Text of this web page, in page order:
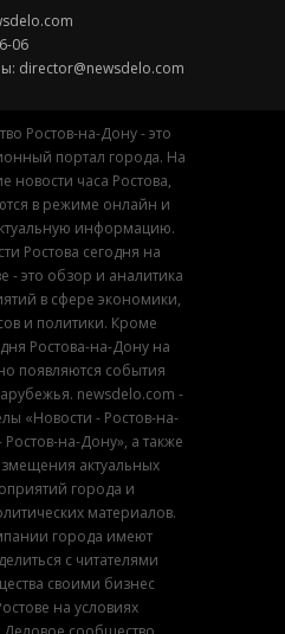
06
director@newsdelo.com
Ростов-на-Дону - это
портал города. На
новости часа Ростова,
в режиме онлайн и
информацию.
Ростова сегодня на
- это обзор и аналитика
в сфере экономики,
и политики. Кроме
Ростова-на-Дону на
появляются события
newsdelo.com -
«Новости - Ростов-на-
на-Дону», а также
актуальных
города и
материалов.
города имеют
с читателями
своими бизнес
на условиях